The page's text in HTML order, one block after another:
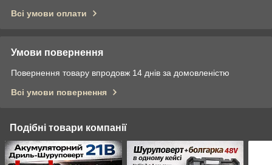
Всі умови оплати
Умови повернення
Повернення товару впродовж 14 днів за домовленістю
Всі умови повернення
Подібні товари компанії